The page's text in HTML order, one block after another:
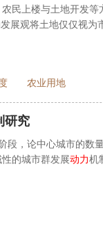
民上楼与土地开发
展观将土地仅仅视
农业用地
研究
段，论中心城市的数
的城市群发展动力机